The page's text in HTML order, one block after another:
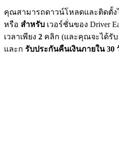
คุณสามารถดาวน์โหลดและติดตั้ง
หรือ สำหรับ เวอร์ชั่นของ Driver
เวลาเพียง 2 คลิก (และคุณจะได้รับ
และก รับประกันคืนเงินภายใน 30